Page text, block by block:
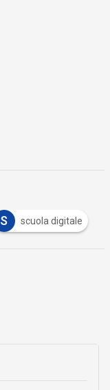
S scuola digitale